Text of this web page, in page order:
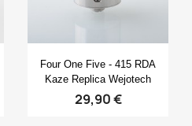
Anteprima
Four One Five - 415 RDA
Kaze Replica Wejotech
29,90 €